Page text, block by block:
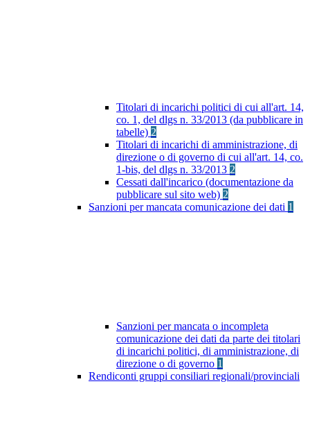
Titolari di incarichi politici di cui all'art. 14,
co. 1, del dlgs n. 33/2013 (da pubblicare in
tabelle) 2
Titolari di incarichi di amministrazione, di
direzione o di governo di cui all'art. 14, co.
1-bis, del dlgs n. 33/2013 2
Cessati dall'incarico (documentazione da
pubblicare sul sito web) 2
Sanzioni per mancata comunicazione dei dati 1
Sanzioni per mancata o incompleta
comunicazione dei dati da parte dei titolari
di incarichi politici, di amministrazione, di
direzione o di governo 1
Rendiconti gruppi consiliari regionali/provinciali